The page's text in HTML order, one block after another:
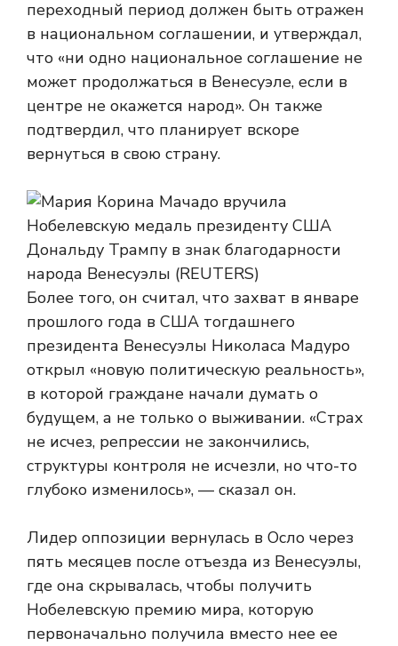
переходный период должен быть отражен
в национальном соглашении, и утверждал,
что «ни одно национальное соглашение не
может продолжаться в Венесуэле, если в
центре не окажется народ». Он также
подтвердил, что планирует вскоре
вернуться в свою страну.
Более того, он считал, что захват в январе
прошлого года в США тогдашнего
президента Венесуэлы Николаса Мадуро
открыл «новую политическую реальность»,
в которой граждане начали думать о
будущем, а не только о выживании. «Страх
не исчез, репрессии не закончились,
структуры контроля не исчезли, но что-то
глубоко изменилось», — сказал он.
Лидер оппозиции вернулась в Осло через
пять месяцев после отъезда из Венесуэлы,
где она скрывалась, чтобы получить
Нобелевскую премию мира, которую
первоначально получила вместо нее ее